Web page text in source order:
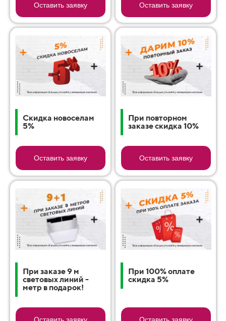
Оставить заявку Оставить заявку
Скидка новоселам
5%
Оставить заявку
При повторном
заказе скидка 10%
Оставить заявку
При заказе 9 м
световых линий -
метр в подарок!
При 100% оплате
скидка 5%